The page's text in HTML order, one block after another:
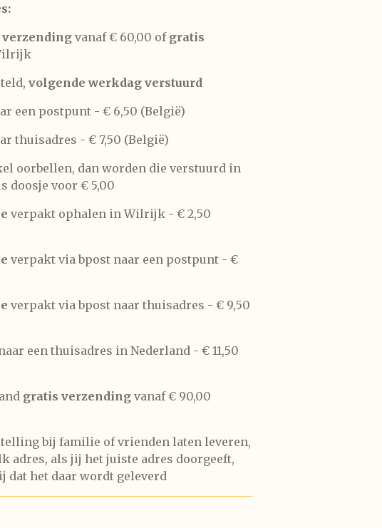
vanaf € 60,00 of gratis
volgende werkdag verstuurd
een postpunt - € 6,50 (België)
thuisadres - € 7,50 (België)
oorbellen, dan worden die verstuurd in
doosje voor € 5,00
verpakt ophalen in Wilrijk - € 2,50
verpakt via bpost naar een postpunt - €
verpakt via bpost naar thuisadres - € 9,50
een thuisadres in Nederland - € 11,50
gratis verzending vanaf € 90,00
bij familie of vrienden laten leveren,
adres, als jij het juiste adres doorgeeft,
dat het daar wordt geleverd